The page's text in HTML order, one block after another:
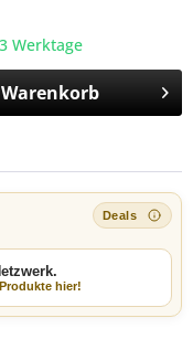
Werktage
Warenkorb
hier!